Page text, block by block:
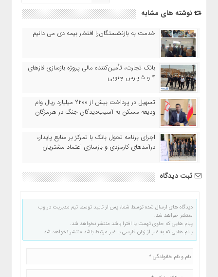
نوشته های مشابه
خدمت به بازنشستگان‌را افتخار بیمه دی می دانیم
بانک تجارت، تأمین‌کننده مالی پروژه بازسازی فازهای
۴ و ۵ پارس جنوبی
تسهیل در پرداخت بیش از ۲۲۰۰ میلیارد ریال وام
ودیعه مسکن به آسیب‌دیدگان جنگ در هرمزگان
اجرای برنامه تحول بانک با تمرکز بر منابع پایدار،
درآمدهای کارمزدی و بازسازی اعتماد مشتریان
ثبت دیدگاه
دیدگاه های ارسال شده توسط شما، پس از تایید توسط تیم مدیریت در وب
منتشر خواهد شد.
پیام هایی که حاوی تهمت یا افترا باشد منتشر نخواهد شد.
پیام هایی که به غیر از زبان فارسی یا غیر مرتبط باشد منتشر نخواهد شد.